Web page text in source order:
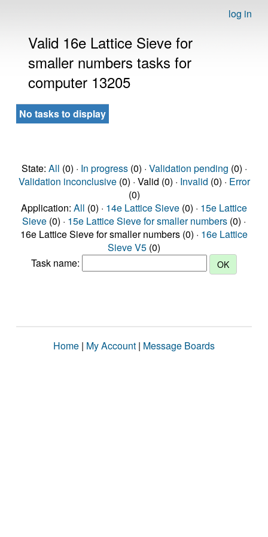
log in
Valid 16e Lattice Sieve for
smaller numbers tasks for
computer 13205
No tasks to display
State: All (0) · In progress(0) · Validation pending (0) ·
Validation inconclusive(0) · Valid (0) · Invalid (0) · Error
(0)
Application: All (0) · 14e Lattice Sieve (0) · 15e Lattice
Sieve (0) · 15e Lattice Sieve for smaller numbers (0) ·
16e Lattice Sieve for smaller numbers (0) · 16e Lattice
Sieve V5 (0)
Task name:
Home | My Account | Message Boards